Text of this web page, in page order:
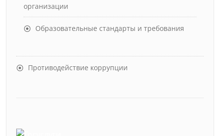
организации
Образовательные стандарты и требования
Противодействие коррупции